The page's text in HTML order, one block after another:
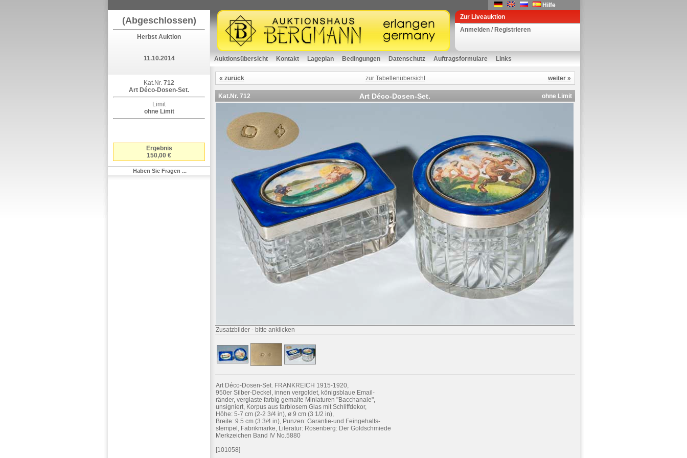
Hilfe
(Abgeschlossen)
Herbst Auktion
11.10.2014
Kat.Nr. 712
Art Déco-Dosen-Set.
Limit
ohne Limit
Ergebnis
150,00 €
Haben Sie Fragen ...
Zur Liveauktion
Anmelden / Registrieren
Auktionsübersicht Kontakt Lageplan Bedingungen Datenschutz Auftragsformulare Links
« zurück zur Tabellenübersicht weiter »
Kat.Nr. 712 Art Déco-Dosen-Set. ohne Limit
Zusatzbilder - bitte anklicken
Art Déco-Dosen-Set. FRANKREICH 1915-1920,
950er Silber-Deckel, innen vergoldet, königsblaue Email-
ränder, verglaste farbig gemalte Miniaturen "Bacchanale",
unsigniert, Korpus aus farblosem Glas mit Schliffdekor,
Höhe: 5-7 cm (2-2 3/4 in), ø 9 cm (3 1/2 in),
Breite: 9.5 cm (3 3/4 in), Punzen: Garantie-und Feingehalts-
stempel, Fabrikmarke, Literatur: Rosenberg: Der Goldschmiede
Merkzeichen Band IV No.5880
[101058]